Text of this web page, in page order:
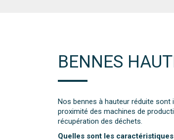
BENNES
Nos bennes à hauteur réduite
proximité des machines de
récupération des déchets.
Quelles sont les